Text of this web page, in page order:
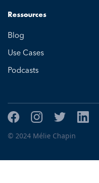
Ressources
Blog
Use Cases
Podcasts
© 2024 Mélie Chapin